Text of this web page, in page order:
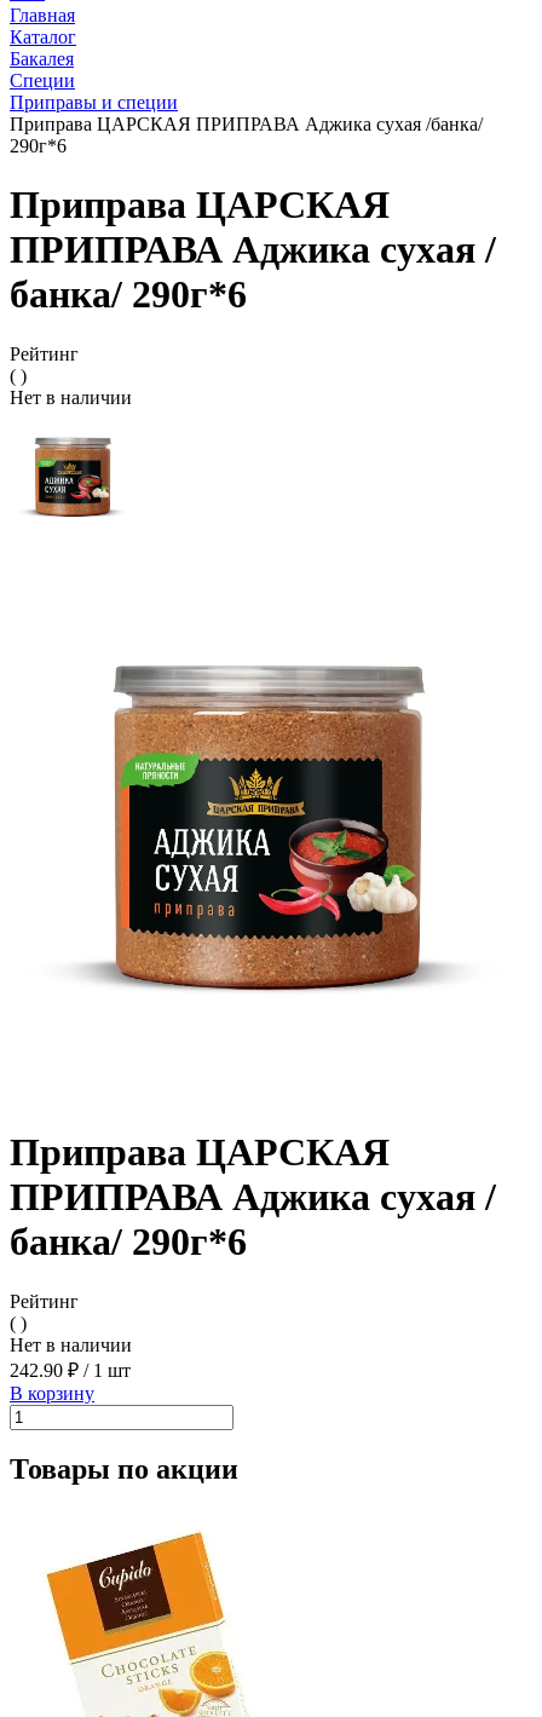
Главная
Каталог
Бакалея
Специи
Приправы и специи
Приправа ЦАРСКАЯ ПРИПРАВА Аджика сухая /банка/
290г*6
Приправа ЦАРСКАЯ
ПРИПРАВА Аджика сухая /
банка/ 290г*6
Рейтинг
( )
Нет в наличии
Приправа ЦАРСКАЯ
ПРИПРАВА Аджика сухая /
банка/ 290г*6
Рейтинг
( )
Нет в наличии
242.90 ₽ /1 шт
В корзину
Товары по акции